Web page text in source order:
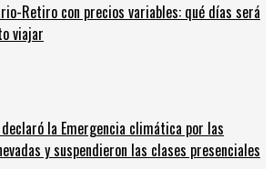
Retiro con precios variables: qué días será
viajar
la Emergencia climática por las
y suspendieron las clases presenciales